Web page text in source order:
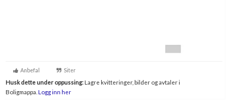
Anbefal Siter
Husk dette under oppussing:Lagre kvitteringer, bilder og avtaler i
Boligmappa. Logg inn her